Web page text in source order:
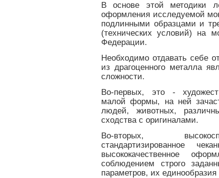
В основе этой методики
оформления исследуемой
подлинными образцами и
(технических условий) на
Федерации.
Необходимо отдавать себе
из драгоценного металла
сложности.
Во-первых, это -
малой формы, на ней
людей, животных,
сходства с оригиналами.
Во-вторых,
стандартизированное
высококачественное
соблюдением строго
параметров, их